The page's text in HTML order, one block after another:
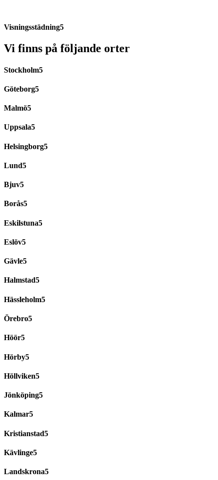
Visningsstädning
Vi finns på följande orter
Stockholm
Göteborg
Malmö
Uppsala
Helsingborg
Lund
Bjuv
Borås
Eskilstuna
Eslöv
Gävle
Halmstad
Hässleholm
Örebro
Höör
Hörby
Höllviken
Jönköping
Kalmar
Kristianstad
Kävlinge
Landskrona